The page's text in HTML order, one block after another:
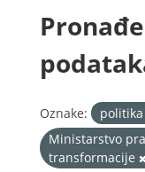
Oznake: politika
Ministarstvo
transformacije